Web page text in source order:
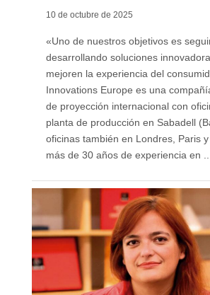
10 de octubre de 2025
«Uno de nuestros objetivos es
desarrollando soluciones
mejoren la experiencia del
Innovations Europe es una
de proyección internacional con
planta de producción en Sabadell
oficinas también en Londres, Paris
más de 30 años de experiencia en ...